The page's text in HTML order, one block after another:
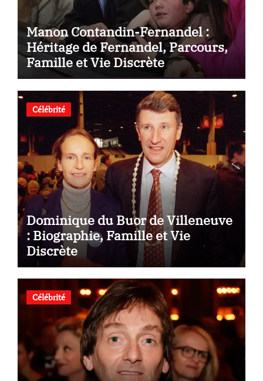
Manon Contandin-Fernandel :
Héritage de Fernandel, Parcours,
Famille et Vie Discrète
Célébrité
Dominique du Buor de Villeneuve
: Biographie, Famille et Vie
Discrète
Célébrité